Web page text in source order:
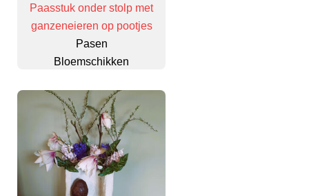
Paasstuk onder stolp met
ganzeneieren op pootjes
Pasen
Bloemschikken